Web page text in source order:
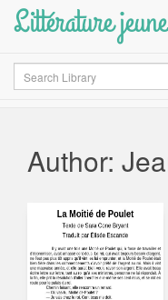
Littérature
Search
Author: